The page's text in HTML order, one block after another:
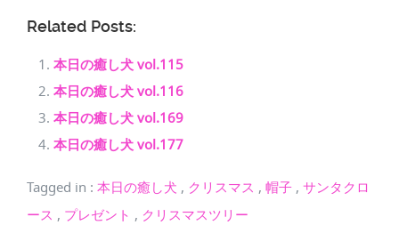
Related Posts:
本日の癒し犬 vol.115
本日の癒し犬 vol.116
本日の癒し犬 vol.169
本日の癒し犬 vol.177
Tagged in : 本日の癒し犬 , クリスマス , 帽子 , サンタクロ
ース , プレゼント , クリスマスツリー